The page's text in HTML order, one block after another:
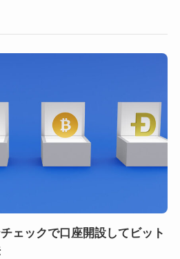
ェックで口座開設してビット